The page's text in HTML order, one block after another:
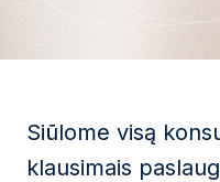
Siūlome visą
klausimais